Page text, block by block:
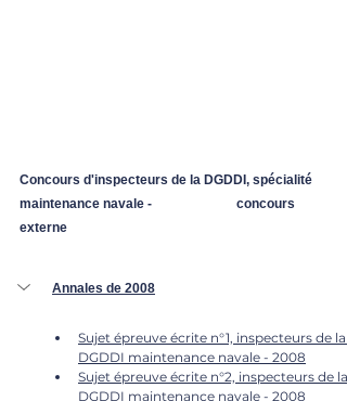
Concours d'inspecteurs de la DGDDI, spécialité
maintenance navale -		concours
externe
Annales de 2008
Sujet épreuve écrite n°1, inspecteurs de la
DGDDI maintenance navale - 2008
Sujet épreuve écrite n°2, inspecteurs de la
DGDDI maintenance navale - 2008